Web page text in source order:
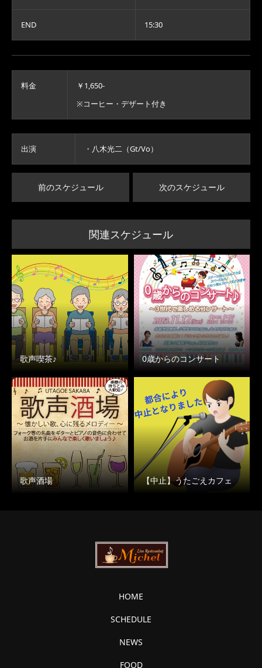
END 15:30
料金
￥1,650-
※コーヒー・デザート付き
出演 ・八木光二（Gt/Vo）
前のスケジュール 次のスケジュール
関連スケジュール
歌声喫茶♪ 0歳からのコンサート
歌声酒場 【中止】うたごえカフェ
HOME
SCHEDULE
NEWS
FOOD